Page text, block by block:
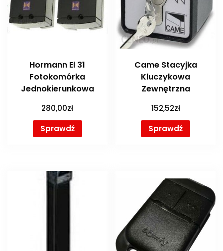
Hormann El 31
Fotokomórka
Jednokierunkowa
280,00zł
Sprawdź
Came Stacyjka
Kluczykowa
Zewnętrzna
152,52zł
Sprawdź